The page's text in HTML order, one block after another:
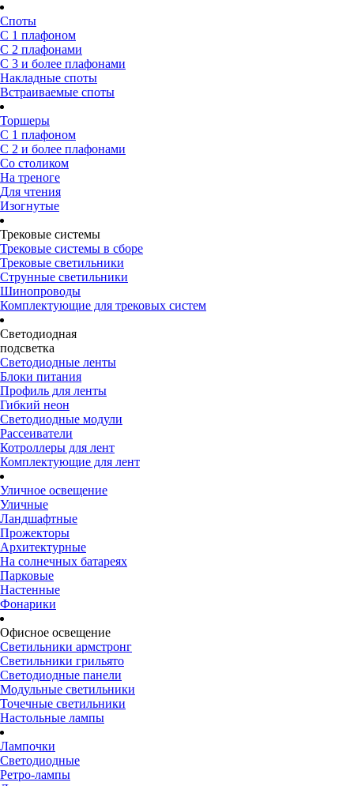
Споты
С 1 плафоном
С 2 плафонами
С 3 и более плафонами
Накладные споты
Встраиваемые споты
Торшеры
С 1 плафоном
С 2 и более плафонами
Со столиком
На треноге
Для чтения
Изогнутые
Трековые системы
Трековые системы в сборе
Трековые светильники
Струнные светильники
Шинопроводы
Комплектующие для трековых систем
Светодиодная
подсветка
Светодиодные ленты
Блоки питания
Профиль для ленты
Гибкий неон
Светодиодные модули
Рассеиватели
Котроллеры для лент
Комплектующие для лент
Уличное освещение
Уличные
Ландшафтные
Прожекторы
Архитектурные
На солнечных батареях
Парковые
Настенные
Фонарики
Офисное освещение
Светильники армстронг
Светильники грильято
Светодиодные панели
Модульные светильники
Точечные светильники
Настольные лампы
Лампочки
Светодиодные
Ретро-лампы